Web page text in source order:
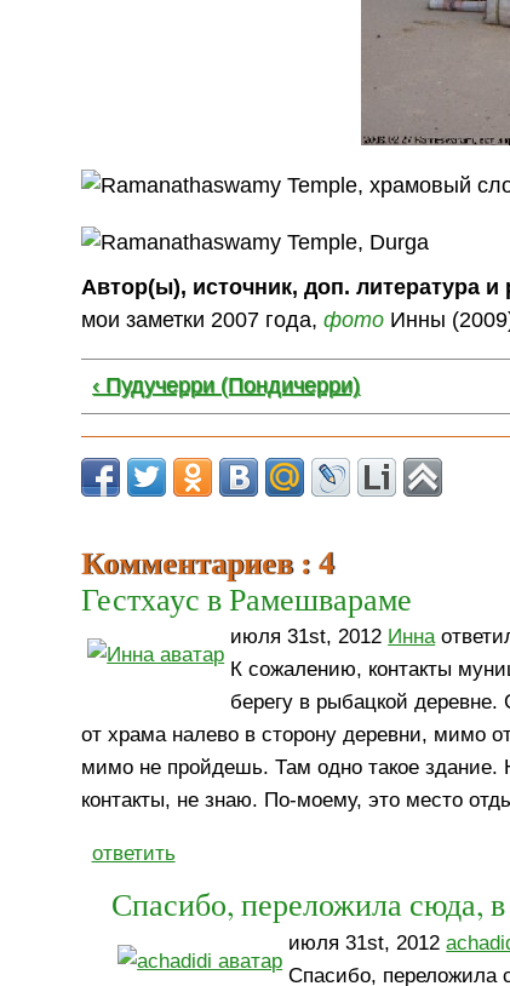
Автор(ы), источник, доп. литература и
мои заметки 2007 года,фото Инны
‹ Пудучерри (Пондичерри)
Комментариев : 4
Гестхаус в Рамешвараме
июля 31st, 2012 Инна
К сожалению, контакты
берегу в рыбацкой
от храма налево в сторону деревни, мимо
мимо не пройдешь. Там одно такое здание.
контакты, не знаю. По-моему, это место
ответить
Спасибо, переложила сюда, в
июля 31st, 2012
Спасибо, переложила